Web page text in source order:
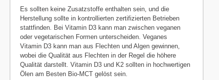
Es sollten keine Zusatzstoffe enthalten sein, und die
Herstellung sollte in kontrollierten zertifizierten Betrieben
stattfinden. Bei Vitamin D3 kann man zwischen veganen
oder vegetarischen Formen unterscheiden. Veganes
Vitamin D3 kann man aus Flechten und Algen gewinnen,
wobei die Qualität aus Flechten in der Regel die höhere
Qualität darstellt. Vitamin D3 und K2 sollten in hochwertigen
Ölen am Besten Bio-MCT gelöst sein.